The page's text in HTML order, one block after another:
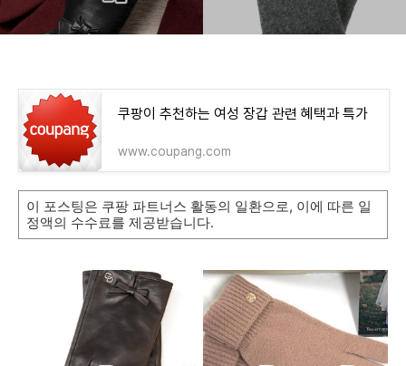
쿠팡이 추천하는 여성 장갑 관련 혜택과 특가
www.coupang.com
이 포스팅은 쿠팡 파트너스 활동의 일환으로, 이에 따른 일
정액의 수수료를 제공받습니다.